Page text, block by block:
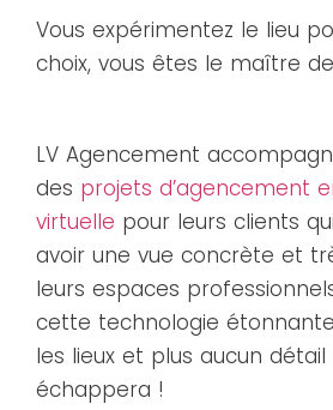
Vous expérimentez le lieu
choix, vous êtes le maître
LV Agencement
des projets d’agencement
virtuelle pour leurs clients
avoir une vue concrète et
leurs espaces
cette technologie
les lieux et plus aucun détail
échappera !